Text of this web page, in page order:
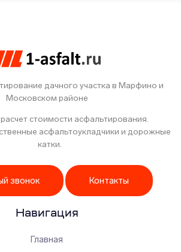
дачного участка в Марфино и
Московском районе
стоимости асфальтирования.
асфальтоукладчики и дорожные
катки.
звонок Контакты
Навигация
Главная